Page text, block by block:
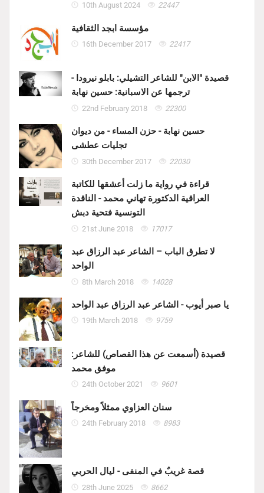
10th August 2024 22447
مؤسسة ابجد الثقافية
16th December 2017 22417
قصيدة "الابن" للشاعر التشيلي: بابلو نيرودا -
ترجمها عن الاسبانية: حسين نهابة
22nd February 2018 22300
حسين نهابة - حزن المساء - من ديوان
تجليات عطشى
30th December 2017 22030
قراءة في رواية ما زلت أعشقها للكاتبة
العراقية الدكتورة تهاني محمد - الناقدة
التونسية فتحية دبش
21st June 2018 17017
لا تطرق الباب – الشاعر عبد الرزاق عبد
الواحد
8th March 2018 14028
يا صبر أيوب - الشاعر عبد الرزاق عبد الواحد
19th March 2018 9759
قصيدة (أسمعت عن هذا القصاص) للشاعر:
موفق محمد
24th October 2021 9601
سنان العزاوي ممثلاً ومخرجاً
24th February 2018 8983
قصة غريبٌ في المنفى - ليال الحربي
28th June 2025 8662